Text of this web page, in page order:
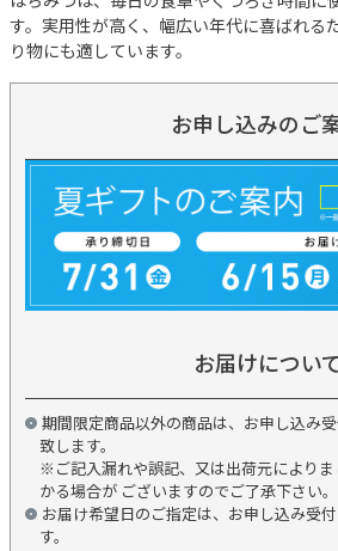
す。実用性が高く、幅広い年代に喜ばれる
り物にも適しています。
お申し込みのご
お届けについ
期間限定商品以外の商品は、お申し込み
致します。
※ご記入漏れや誤記、又は出荷元により
かる場合が ございますのでご了承下さい。
お届け希望日のご指定は、お申し込み受
す。